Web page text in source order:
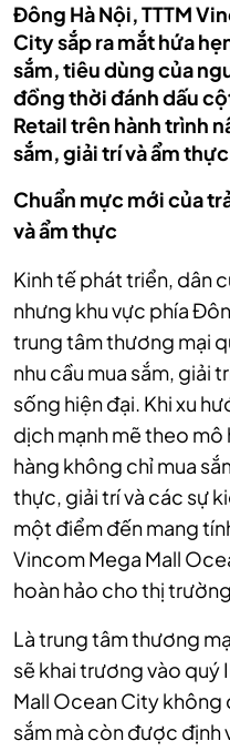
Đông Hà Nội, TTTM
City sắp ra mắt hứa
sắm, tiêu dùng của
đồng thời đánh dấu
Retail trên hành trình
sắm, giải trí và ẩm
Chuẩn mực mới của
và ẩm thực
Kinh tế phát triển, dân
nhưng khu vực phía
trung tâm thương mại
nhu cầu mua sắm, giải
sống hiện đại. Khi xu
dịch mạnh mẽ theo
hàng không chỉ mua
thực, giải trí và các sự
một điểm đến mang
Vincom Mega Mall
hoàn hảo cho thị
Là trung tâm thương
sẽ khai trương vào quý
Mall Ocean City không
sắm mà còn được định